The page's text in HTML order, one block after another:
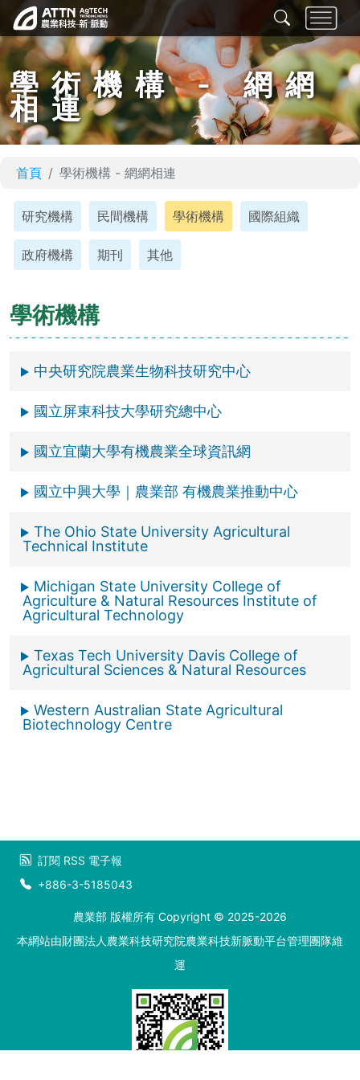
學術機構 - 網網
相連
首頁 學術機構 - 網網相連
研究機構 民間機構 學術機構 國際組織
政府機構 期刊 其他
學術機構
⊙中央研究院農業生物科技研究中心
⊙國立屏東科技大學研究總中心
⊙國立宜蘭大學有機農業全球資訊網
⊙國立中興大學｜農業部 有機農業推動中心
⊙The Ohio State University Agricultural
Technical Institute
⊙Michigan State University College of
Agriculture & Natural Resources Institute of
Agricultural Technology
⊙Texas Tech University Davis College of
Agricultural Sciences & Natural Resources
⊙Western Australian State Agricultural
Biotechnology Centre
訂閱 RSS 電子報
+886-3-5185043
農業部 版權所有 Copyright © 2025-2026
本網站由財團法人農業科技研究院農業科技新脈動平台管理團隊維
運